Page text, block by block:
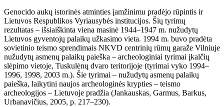
Genocido aukų istorinės atminties įamžinimu pradėjo rūpintis ir
Lietuvos Respublikos Vyriausybės institucijos. Šių tyrimų
rezultatas – išsiaiškinta viena masinė 1944–1947 m. nužudytų
Lietuvos gyventojų palaikų užkasimo vieta. 1994 m. buvo pradėta
sovietinio teismo sprendimais NKVD centrinių rūmų garaže Vilniuje
nužudytų asmenų palaikų paieška – archeologiniai tyrimai įkalčių
slėpimo vietoje, Tuskulėnų dvaro teritorijoje (tyrimai vyko 1994–
1996, 1998, 2003 m.). Šie tyrimai – nužudytų asmenų palaikų
paieška, laikytini naujos archeologinės krypties – teismo
archeologijos – Lietuvoje pradžia (Jankauskas, Garmus, Barkus,
Urbanavičius, 2005, p. 217–230).